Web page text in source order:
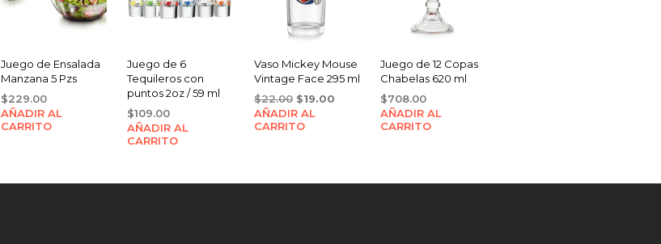
Juego de Ensalada
Manzana 5 Pzs
$229.00
AÑADIR AL
CARRITO
Juego de 6
Tequileros con
puntos 2oz / 59 ml
$109.00
AÑADIR AL
CARRITO
Vaso Mickey Mouse
Vintage Face 295 ml
$22.00 Original
price
was:
$19.00Current
AÑADIR AL
CARRITO
Juego de 12 Copas
Chabelas 620 ml
$708.00
AÑADIR AL
CARRITO